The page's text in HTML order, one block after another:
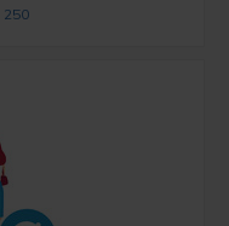
250